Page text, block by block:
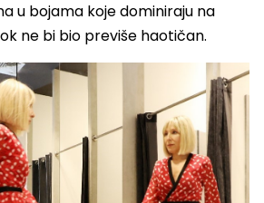
u bojama koje dominiraju na
ne bi bio previše haotičan.